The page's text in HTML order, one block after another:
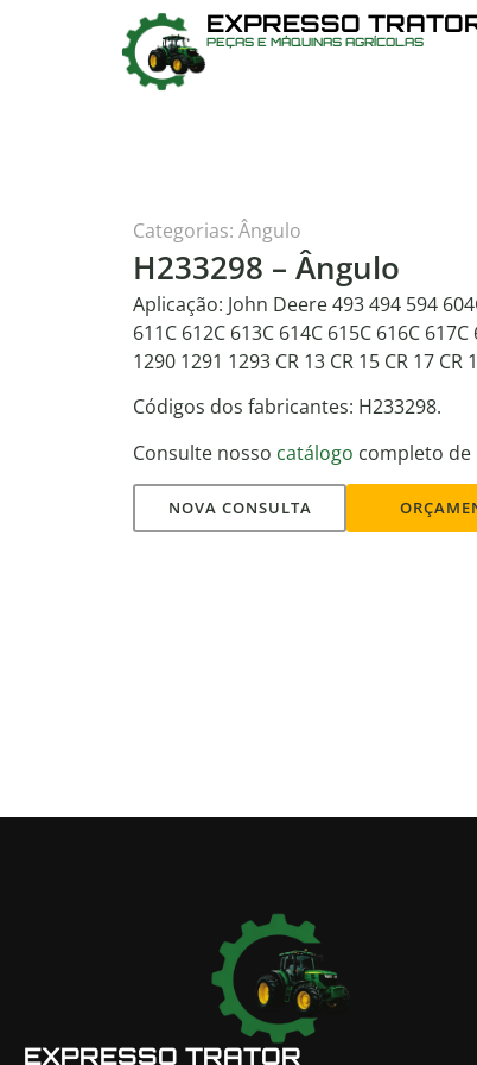
EXPRESSO
PEÇAS E MÁQUINAS AGRÍCOLAS
Categorias: Ângulo
H233298 – Ângulo
Aplicação: John Deere 493 494 594
611C 612C 613C 614C 615C 616C
1290 1291 1293 CR 13 CR 15 CR 17 CR
Códigos dos fabricantes: H233298.
Consulte nosso catálogo completo
NOVA CONSULTA
EXPRESSO TRATOR